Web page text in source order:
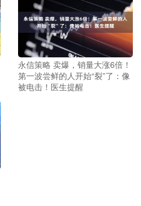
永信策略 卖爆，销量大涨6倍！
第一波尝鲜的人开始“裂”了：像
被电击！医生提醒